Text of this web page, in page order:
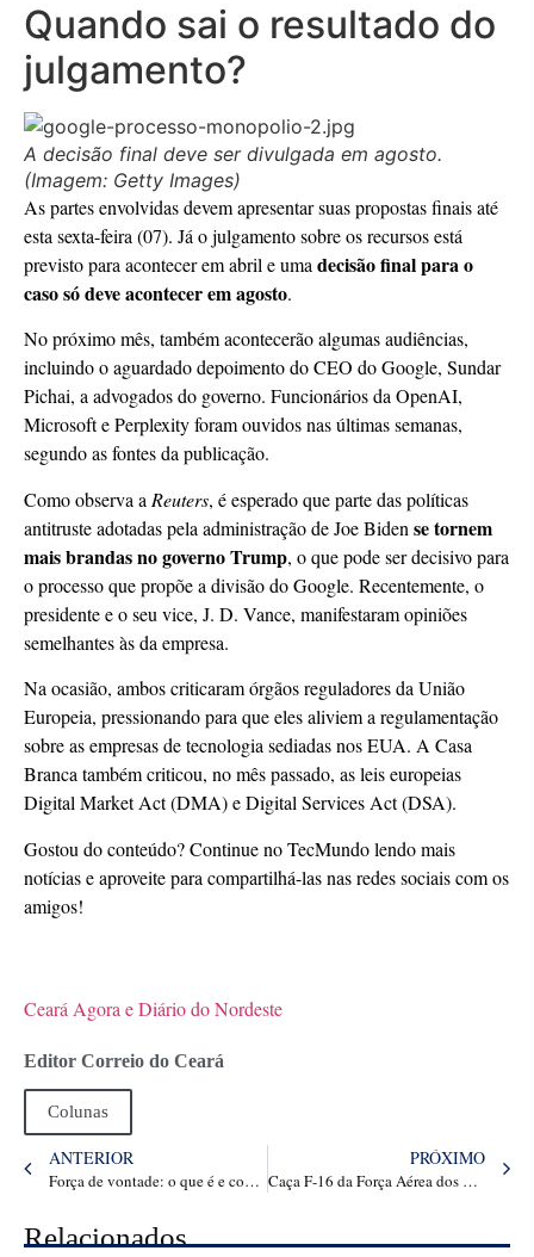
Quando sai o resultado do
julgamento?
A decisão final deve ser divulgada em agosto.
(Imagem: Getty Images)
As partes envolvidas devem apresentar suas propostas finais até
esta sexta-feira (07). Já o julgamento sobre os recursos está
previsto para acontecer em abril e uma decisão final para o
caso só deve acontecer em agosto.
No próximo mês, também acontecerão algumas audiências,
incluindo o aguardado depoimento do CEO do Google, Sundar
Pichai, a advogados do governo. Funcionários da OpenAI,
Microsoft e Perplexity foram ouvidos nas últimas semanas,
segundo as fontes da publicação.
Como observa a Reuters, é esperado que parte das políticas
antitruste adotadas pela administração de Joe Biden se tornem
mais brandas no governo Trump, o que pode ser decisivo para
o processo que propõe a divisão do Google. Recentemente, o
presidente e o seu vice, J. D. Vance, manifestaram opiniões
semelhantes às da empresa.
Na ocasião, ambos criticaram órgãos reguladores da União
Europeia, pressionando para que eles aliviem a regulamentação
sobre as empresas de tecnologia sediadas nos EUA. A Casa
Branca também criticou, no mês passado, as leis europeias
Digital Market Act (DMA) e Digital Services Act (DSA).
Gostou do conteúdo? Continue no TecMundo lendo mais
notícias e aproveite para compartilhá-las nas redes sociais com os
amigos!
Ceará Agora e Diário do Nordeste
Editor Correio do Ceará
Colunas
ANTERIOR
Força de vontade: o que é e como aumentá-la?
PRÓXIMO
Caça F-16 da Força Aérea dos EUA amplia poder de ataque com míssil antinavio Harpoon
Relacionados